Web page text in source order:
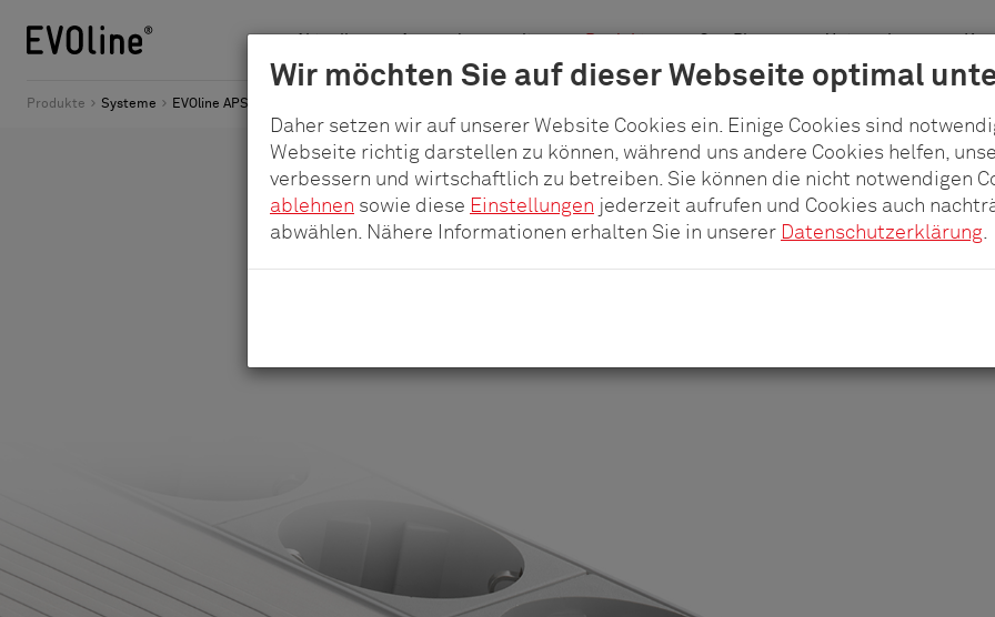
Wir möchten Sie auf dieser Webseite optimal
Daher setzen wir auf unserer Website Cookies ein. Einige Cookies sind
Webseite richtig darstellen zu können, während uns andere Cookies helfen,
verbessern und wirtschaftlich zu betreiben. Sie können die nicht notwendigen
ablehnen sowie diese Einstellungen jederzeit aufrufen und Cookies auch
abwählen. Nähere Informationen erhalten Sie in unserer
Datenschutzerklärung
Zum-
Aktuelles Anwendungswelten Produkte pCon.Planner Unternehmen
Produkte Systeme EVOline APSA 7000 - Steckdosenleiste für Serverschränke
EVOline APSA 7000